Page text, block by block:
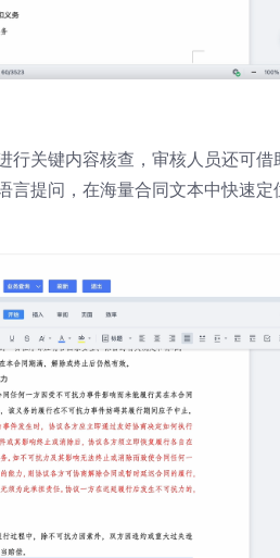
行关键内容核查，审核人员还可
言提问，在海量合同文本中快速